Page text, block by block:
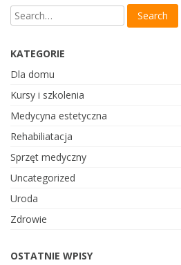
KATEGORIE
Dla domu
Kursy i szkolenia
Medycyna estetyczna
Rehabiliatacja
Sprzęt medyczny
Uncategorized
Uroda
Zdrowie
OSTATNIE WPISY